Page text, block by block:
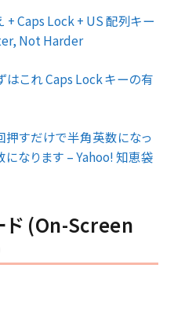
+ Caps Lock + US 配列キー
Not Harder
はこれ Caps Lock キーの有
すだけで半角英数になっ
になります – Yahoo! 知恵袋
ド (On-Screen